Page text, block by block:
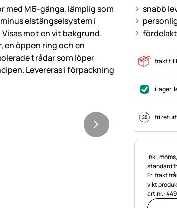
snabb
frakt
i lager,
fri
inkl. moms,
standard
Fri frakt
vikt
art.nr.: